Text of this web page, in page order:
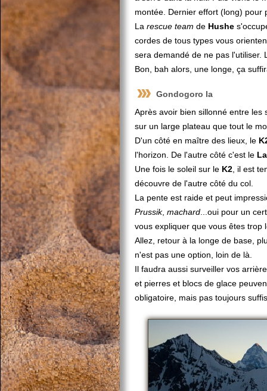
montée. Dernier effort (long)
La rescue team de Hushe
cordes de tous types vous
sera demandé de ne pas l'utiliser.
Bon, bah alors, une longe, ça
Gondogoro la
Après avoir bien sillonné entre
sur un large plateau que tout le
D'un côté en maître des lieux, le
l'horizon. De l'autre côté c'est le
Une fois le soleil sur le K2 , il est
découvre de l'autre côté du col.
La pente est raide et peut
Prussik, machard ...oui pour un
vous expliquer que vous êtes trop
Allez, retour à la longe de base,
n'est pas une option, loin de là.
Il faudra aussi surveiller vos
et pierres et blocs de glace
obligatoire, mais pas toujours